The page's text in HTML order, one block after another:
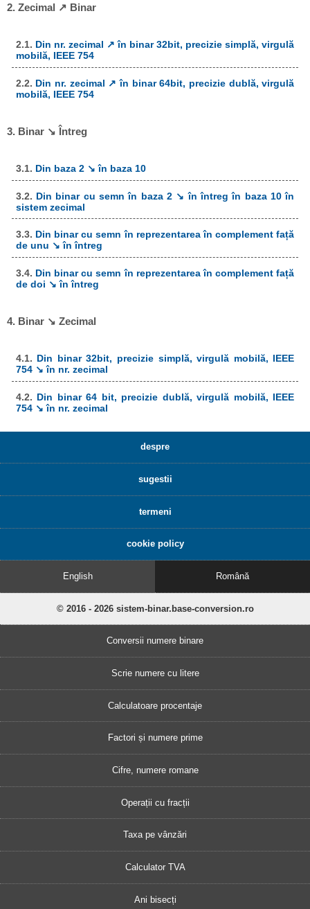
2. Zecimal ↗ Binar
2.1. Din nr. zecimal ↗ în binar 32bit, precizie simplă, virgulă
mobilă, IEEE 754
2.2. Din nr. zecimal ↗ în binar 64bit, precizie dublă, virgulă
mobilă, IEEE 754
3. Binar ↘ Întreg
3.1. Din baza 2 ↘ în baza 10
3.2. Din binar cu semn în baza 2 ↘ în întreg în baza 10 în
sistem zecimal
3.3. Din binar cu semn în reprezentarea în complement față
de unu ↘ în întreg
3.4. Din binar cu semn în reprezentarea în complement față
de doi ↘ în întreg
4. Binar ↘ Zecimal
4.1. Din binar 32bit, precizie simplă, virgulă mobilă, IEEE
754 ↘ în nr. zecimal
4.2. Din binar 64 bit, precizie dublă, virgulă mobilă, IEEE
754 ↘ în nr. zecimal
despre
sugestii
termeni
cookie policy
English Română
© 2016 - 2026 sistem-binar.base-conversion.ro
Conversii numere binare
Scrie numere cu litere
Calculatoare procentaje
Factori și numere prime
Cifre, numere romane
Operații cu fracții
Taxa pe vânzări
Calculator TVA
Ani bisecți